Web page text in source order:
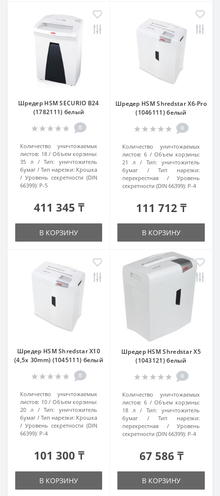
Шредер HSM SECURIO B24
(1782111) белый
0
Количество уничтожаемых
листов: 18
Объем корзины:
35 л
Тип:
уничтожитель
бумаг
Тип нарезки: Крошка
Уровень секретности (DIN
66399): P-5
411 345 ₸
В КОРЗИНУ
Шредер HSM Shredstar X6-Pro
(1046111) белый
0
Количество уничтожаемых
листов: 6
Объем корзины:
21 л
Тип:
уничтожитель
бумаг
Тип нарезки:
перекрестная
Уровень
секретности (DIN 66399): P-4
111 712 ₸
В КОРЗИНУ
Шредер HSM Shredstar X10
(4,5x 30mm) (1045111) белый
0
Количество уничтожаемых
листов: 10
Объем корзины:
20 л
Тип:
уничтожитель
бумаг
Тип нарезки: Крошка
Уровень секретности (DIN
66399): P-4
101 300 ₸
В КОРЗИНУ
Шредер HSM Shredstar X5
(1043121) белый
0
Количество уничтожаемых
листов: 6
Объем корзины:
18 л
Тип:
уничтожитель
бумаг
Тип нарезки:
перекрестная
Уровень
секретности (DIN 66399): P-4
67 586 ₸
В КОРЗИНУ